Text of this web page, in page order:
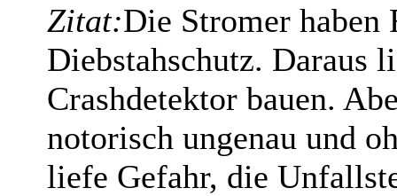
Zitat:Die Stromer haben
Diebstahschutz. Daraus
Crashdetektor bauen.
notorisch ungenau und
liefe Gefahr, die